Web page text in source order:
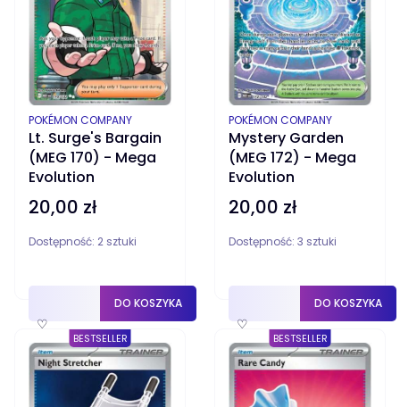
Lt. Surge's Bargain
(MEG 170) - Mega
Evolution
PRODUCENT
POKÉMON COMPANY
Cena
20,00 zł
Dostępność: 2 sztuki
♡
DO KOSZYKA
Mystery Garden
(MEG 172) - Mega
Evolution
PRODUCENT
POKÉMON COMPANY
Cena
20,00 zł
Dostępność: 3 sztuki
♡
DO KOSZYKA
BESTSELLER BESTSELLER